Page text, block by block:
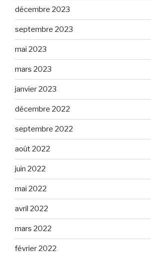
décembre 2023
septembre 2023
mai 2023
mars 2023
janvier 2023
décembre 2022
septembre 2022
août 2022
juin 2022
mai 2022
avril 2022
mars 2022
février 2022